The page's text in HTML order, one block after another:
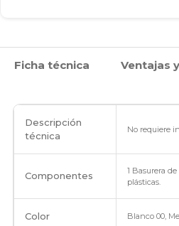
Ficha técnica Ventajas
Descripción
técnica
No requiere
Componentes
1 Basurera
plásticas.
Color Blanco 00,